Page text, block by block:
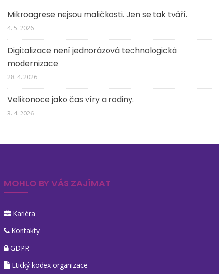
Mikroagrese nejsou maličkosti. Jen se tak tváří.
4. 5. 2026
Digitalizace není jednorázová technologická
modernizace
28. 4. 2026
Velikonoce jako čas víry a rodiny.
3. 4. 2026
MOHLO BY VÁS ZAJÍMAT
Kariéra
Kontakty
GDPR
Etický kodex organizace